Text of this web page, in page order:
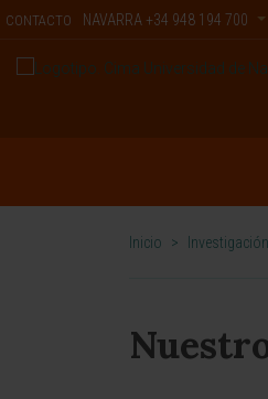
CONTACTO NAVARRA +34 948 194 700
Inicio > Investigación